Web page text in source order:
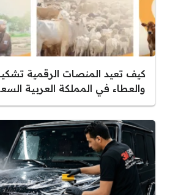
كيف تعيد المنصات الرقمية
والعطاء في المملكة العربية